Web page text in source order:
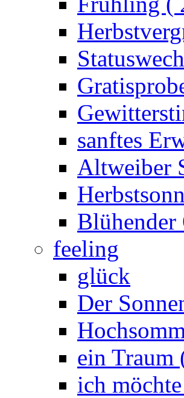
sanftes
Altweiber
Blühender
feeling
glück
Der
ein Traum
ich